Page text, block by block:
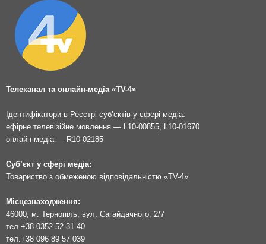
Телеканал та онлайн-медіа «TV-4»
Ідентифікатори в Реєстрі суб’єктів у сфері медіа:
ефірне телевізійне мовлення — L10-00855, L10-01670
онлайн-медіа — R10-02185
Суб’єкт у сфері медіа:
Товариство з обмеженою відповідальністю «TV-4»
Місцезнаходження:
46000, м. Тернопіль, вул. Сагайдачного, 2/7
тел. +38 0352 52 31 40
тел. +38 096 89 57 039